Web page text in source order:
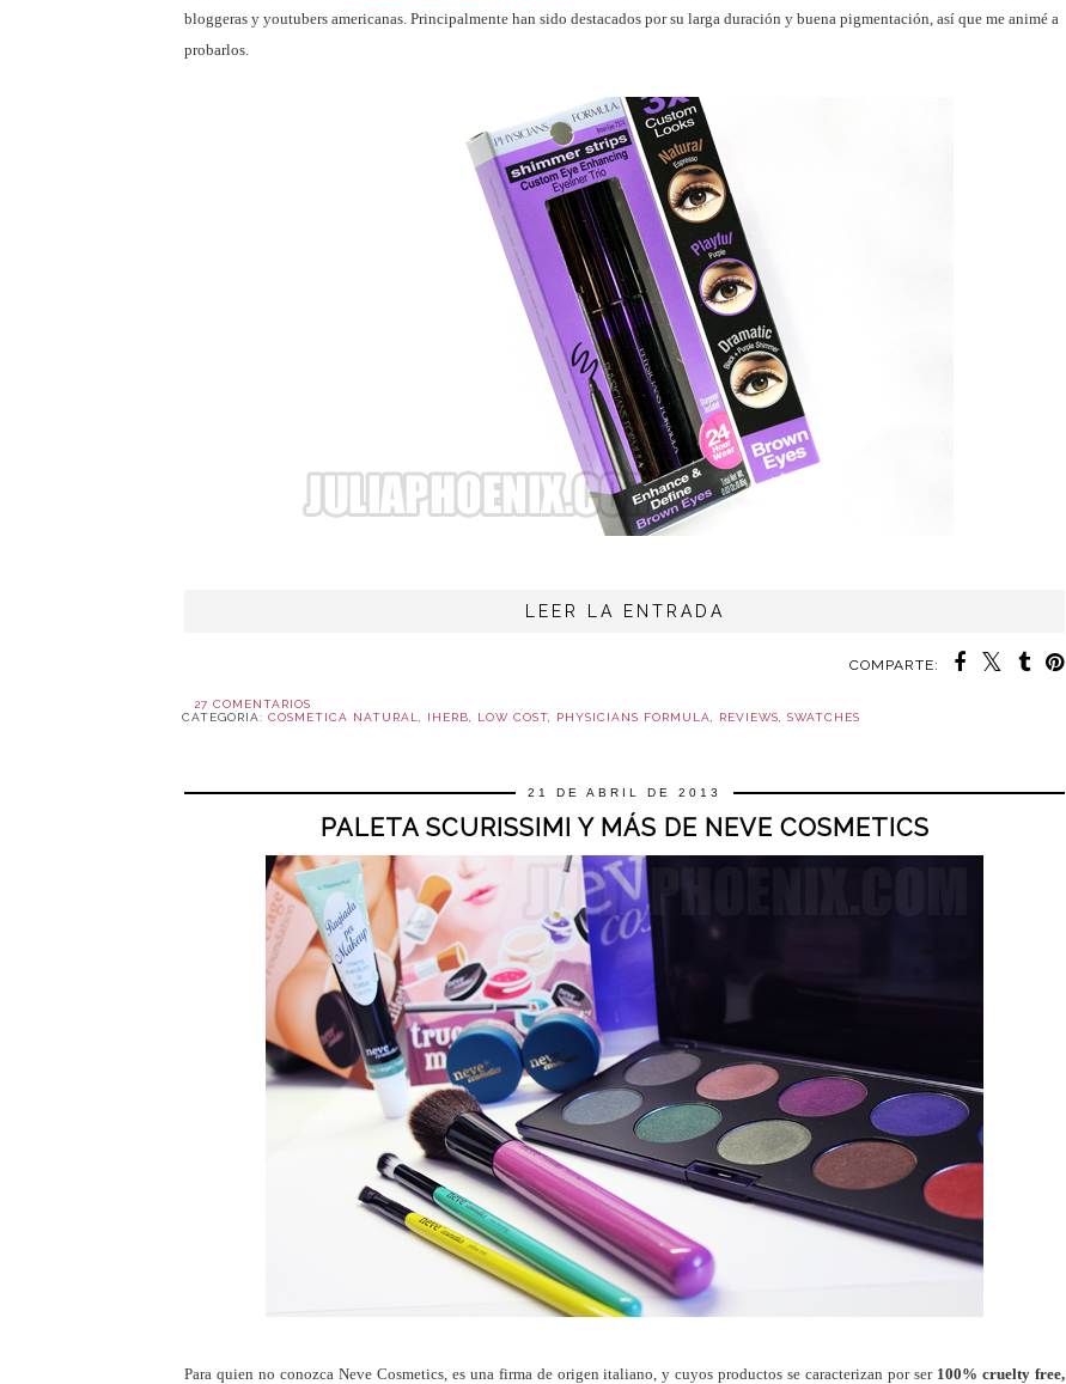
bloggeras y youtubers americanas. Principalmente han sido destacados por su larga duración y buena pigmentación, así que me animé a
probarlos.
LEER LA ENTRADA
COMPARTE:
27 COMENTARIOS
CATEGORIA: COSMETICA NATURAL IHERB LOW COST PHYSICIANS FORMULA REVIEWS SWATCHES
21 DE ABRIL DE 2013
PALETA SCURISSIMI Y MÁS DE NEVE COSMETICS
Para quien no conozca Neve Cosmetics, es una firma de origen italiano, y cuyos productos se caracterizan por ser 100% cruelty free,